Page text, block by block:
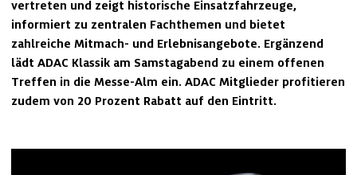
vertreten und zeigt historische Einsatzfahrzeuge,
informiert zu zentralen Fachthemen und bietet
zahlreiche Mitmach‑ und Erlebnisangebote. Ergänzend
lädt ADAC Klassik am Samstagabend zu einem offenen
Treffen in die Messe‑Alm ein. ADAC Mitglieder profitieren
zudem von 20 Prozent Rabatt auf den Eintritt.